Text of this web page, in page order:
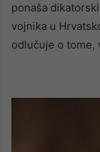
ponaša
vojnika u
odlučuje o tome,